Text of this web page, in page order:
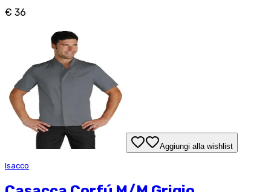
€ 36
Aggiungi alla wishlist
Isacco